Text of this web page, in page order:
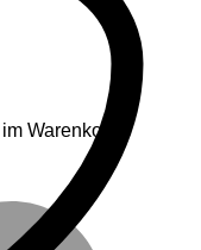
Warenkorb.